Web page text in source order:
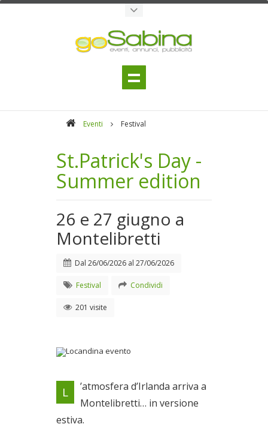
Eventi Festival
St.Patrick's Day -
Summer edition
26 e 27 giugno a
Montelibretti
Dal 26/06/2026 al 27/06/2026
Festival Condividi
201 visite
26 e 27 giugno a
Montelibretti
Dal 26/06/2026 al
27/06/2026
L
’atmosfera d’Irlanda arriva a
Montelibretti… in versione
estiva.